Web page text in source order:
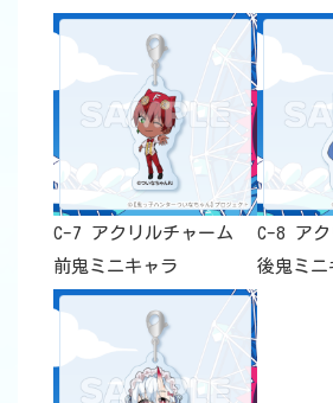
C-7 アクリルチャーム
前鬼ミニキャラ
C-8 アク
後鬼ミニ